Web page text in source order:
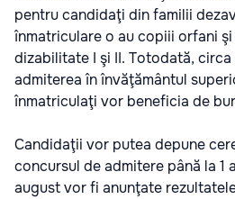
pentru candidaţi din familii
înmatriculare o au copiii orfani
dizabilitate I şi II. Totodată,
admiterea în învăţământul
înmatriculaţi vor beneficia de
Candidaţii vor putea depune
concursul de admitere până la 1
august vor fi anunţate